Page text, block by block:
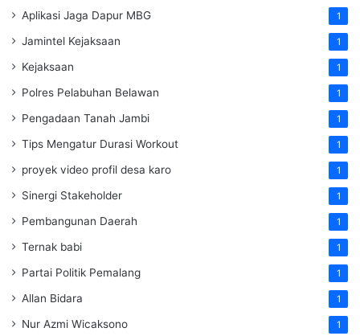
Aplikasi Jaga Dapur MBG 1
Jamintel Kejaksaan 1
Kejaksaan 1
Polres Pelabuhan Belawan 1
Pengadaan Tanah Jambi 1
Tips Mengatur Durasi Workout 1
proyek video profil desa karo 1
Sinergi Stakeholder 1
Pembangunan Daerah 1
Ternak babi 1
Partai Politik Pemalang 1
Allan Bidara 1
Nur Azmi Wicaksono 1